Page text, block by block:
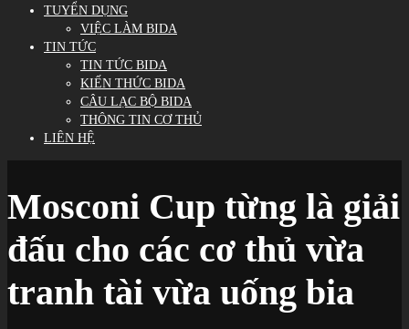
TUYỂN DỤNG
VIỆC LÀM BIDA
TIN TỨC
TIN TỨC BIDA
KIẾN THỨC BIDA
CÂU LẠC BỘ BIDA
THÔNG TIN CƠ THỦ
LIÊN HỆ
Mosconi Cup từng là giải
đấu cho các cơ thủ vừa
tranh tài vừa uống bia